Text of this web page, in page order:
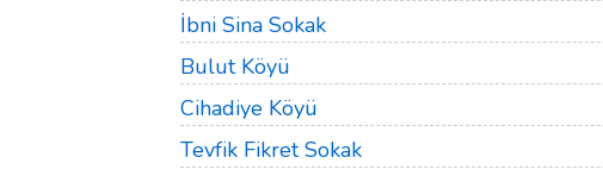
İbni Sina Sokak
Bulut Köyü
Cihadiye Köyü
Tevfik Fikret Sokak